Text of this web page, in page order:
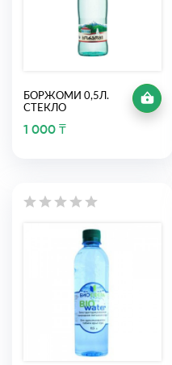
БОРЖОМИ 0,5Л.
СТЕКЛО
1 000 ₸